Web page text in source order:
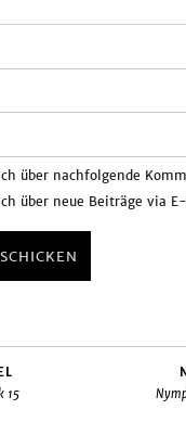
über nachfolgende
über neue Beiträge via
15